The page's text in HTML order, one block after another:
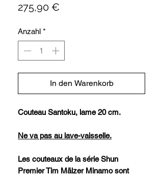
275,90 €
Anzahl *
In den Warenkorb
Couteau Santoku, lame 20 cm.
Ne va pas au lave-vaisselle.
Les couteaux de la série Shun
Premier Tim Mälzer Minamo sont